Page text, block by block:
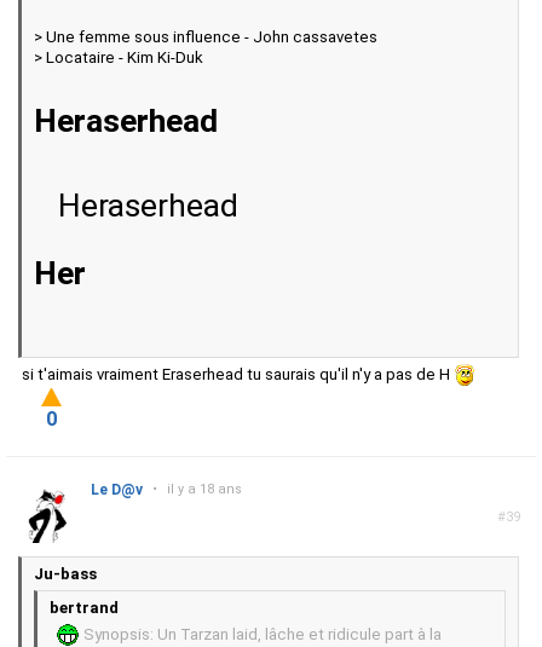
> Une femme sous influence - John cassavetes
> Locataire - Kim Ki-Duk
Heraserhead
Heraserhead
Her
si t'aimais vraiment Eraserhead tu saurais qu'il n'y a pas de H
0
#39
Le D@v • il y a 18 ans
Ju-bass
bertrand
Synopsis: Un Tarzan laid, lâche et ridicule part à la